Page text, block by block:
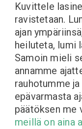
Kuvittele
ravistetaan.
ajan
heiluteta, lumi
Samoin mieli
annamme
rauhotumme
epävarmasta
päätöksen me
meillä on aina